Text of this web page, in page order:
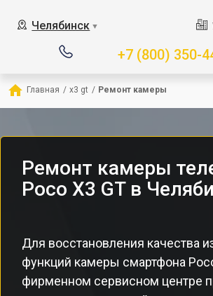
Челябинск ▼
+7 (800) 350-
Главная / x3 gt / Ремонт камеры
Ремонт камеры
Poco X3 GT в
Для восстановления качества
функций камеры смартфона
фирменном сервисном центре